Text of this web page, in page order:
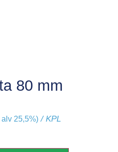
80 mm
alv 25,5%) / KPL